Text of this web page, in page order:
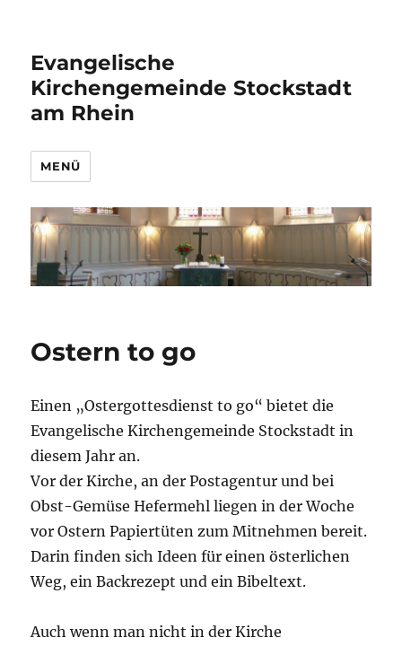
Evangelische
Kirchengemeinde Stockstadt
am Rhein
MENÜ
Ostern to go
Einen „Ostergottesdienst to go“ bietet die
Evangelische Kirchengemeinde Stockstadt in
diesem Jahr an.
Vor der Kirche, an der Postagentur und bei
Obst-Gemüse Hefermehl liegen in der Woche
vor Ostern Papiertüten zum Mitnehmen bereit.
Darin finden sich Ideen für einen österlichen
Weg, ein Backrezept und ein Bibeltext.
Auch wenn man nicht in der Kirche